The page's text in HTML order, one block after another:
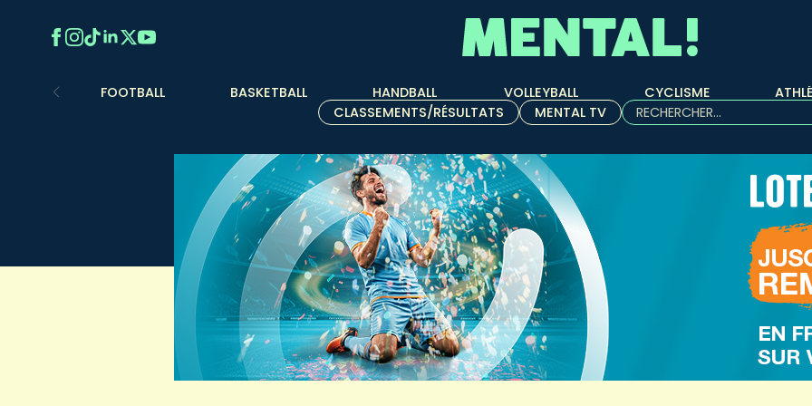
FOOTBALL BASKETBALL HANDBALL VOLLEYBALL CYCLISME
CLASSEMENTS/RÉSULTATS
MENTAL TV
Rechercher :